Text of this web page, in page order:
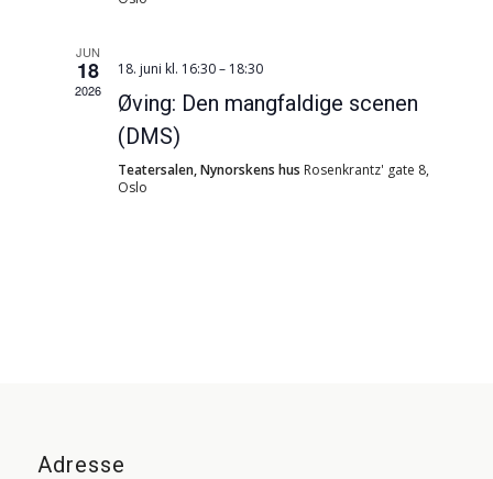
JUN
18
2026
18. juni kl. 16:30– 18:30
Øving: Den mangfaldige scenen
(DMS)
Teatersalen, Nynorskens hus Rosenkrantz' gate 8,
Oslo
Adresse